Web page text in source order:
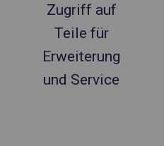
Zugriff auf
Teile für
Erweiterung
und Service